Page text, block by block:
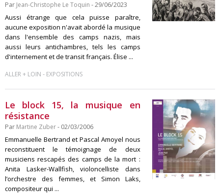
Par Jean-Christophe Le Toquin - 29/06/2023
Aussi étrange que cela puisse paraître,
aucune exposition n'avait abordé la musique
dans l'ensemble des camps nazis, mais
aussi leurs antichambres, tels les camps
d'internement et de transit français. Élise ...
ALLER + LOIN - EXPOSITIONS
Le block 15, la musique en
résistance
Par Martine Zuber- 02/03/2006
Emmanuelle Bertrand et Pascal Amoyel nous
reconstituent le témoignage de deux
musiciens rescapés des camps de la mort :
Anita Lasker-Wallfish, violoncelliste dans
l’orchestre des femmes, et Simon Laks,
compositeur qui ...